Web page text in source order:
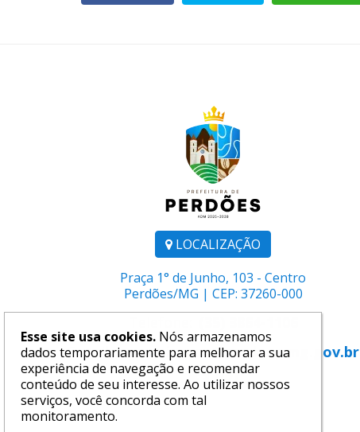
LOCALIZAÇÃO
Praça 1° de Junho, 103 - Centro
Perdões/MG | CEP: 37260-000
E-mail: comunicacao@perdoes.mg.gov.br
Esse site usa cookies. Nós armazenamos
dados temporariamente para melhorar a sua
experiência de navegação e recomendar
conteúdo de seu interesse. Ao utilizar nossos
serviços, você concorda com tal
monitoramento.